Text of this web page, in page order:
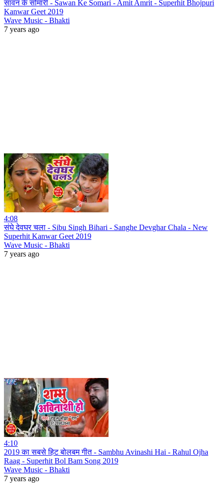
सावन के सोमारी - Sawan Ke Somari - Amit Amrit - Superhit Bhojpuri
Kanwar Geet 2019
Wave Music - Bhakti
7 years ago
4:08
संघे देवघर चला - Sibu Singh Bihari - Sanghe Devghar Chala - New
Superhit Kanwar Geet 2019
Wave Music - Bhakti
7 years ago
4:10
2019 का सबसे हिट बोलबम गीत - Sambhu Avinashi Hai - Rahul Ojha
Raag - Superhit Bol Bam Song 2019
Wave Music - Bhakti
7 years ago